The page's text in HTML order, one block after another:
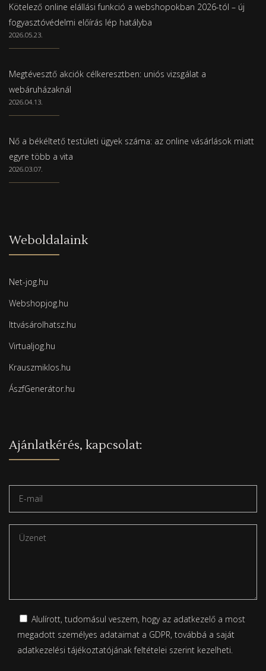
Kötelező online elállási funkció a webshopokban 2026-tól – új
fogyasztóvédelmi előírás lép hatályba
2026.05.23.
Megtévesztő akciók célkeresztben: uniós vizsgálat a
webáruházaknál
2026.04.13.
Nő a békéltető testületi ügyek száma: az online vásárlások miatt
egyre több a vita
2026.03.07.
Weboldalaink
Net-jog.hu
Webshopjog.hu
Ittvásárolhatsz.hu
Virtualjog.hu
Krauszmiklos.hu
ÁszfGenerátor.hu
Ajánlatkérés, kapcsolat:
Alulírott, tudomásul veszem, hogy az adatkezelő a most
megadott személyes adataimat a GDPR, továbbá a saját
adatkezelési tájékoztatójánakfeltételei szerint kezelheti.